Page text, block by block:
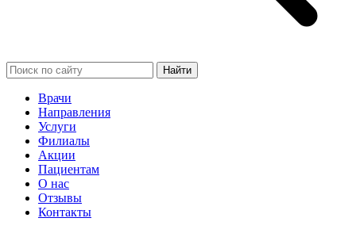
Найти
Врачи
Направления
Услуги
Филиалы
Акции
Пациентам
О нас
Отзывы
Контакты